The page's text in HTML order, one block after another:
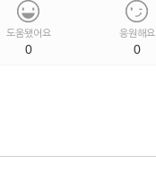
도움됐어요
0
응원해요
0